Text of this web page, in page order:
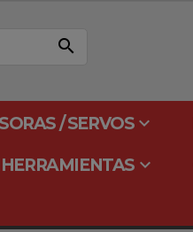
search
/ SERVOSkeyboard_arrow_down
HERRAMIENTAS keyboard_arrow_down